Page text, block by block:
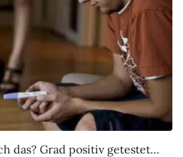
das? Grad positiv getestet…